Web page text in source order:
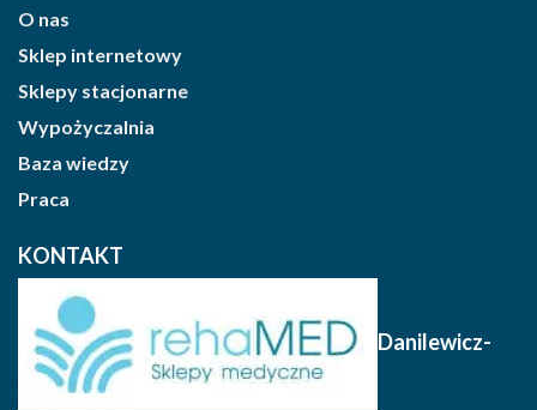
O nas
Sklep internetowy
Sklepy stacjonarne
Wypożyczalnia
Baza wiedzy
Praca
KONTAKT
Danilewicz-